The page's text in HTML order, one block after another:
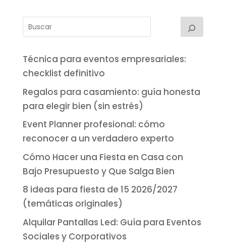
Técnica para eventos empresariales:
checklist definitivo
Regalos para casamiento: guía honesta
para elegir bien (sin estrés)
Event Planner profesional: cómo
reconocer a un verdadero experto
Cómo Hacer una Fiesta en Casa con
Bajo Presupuesto y Que Salga Bien
8 ideas para fiesta de 15 2026/2027
(temáticas originales)
Alquilar Pantallas Led: Guía para Eventos
Sociales y Corporativos